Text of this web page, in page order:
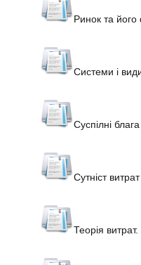
Ринок та його
Системи і
Суспілні блага
Сутніст
Теорія витрат.